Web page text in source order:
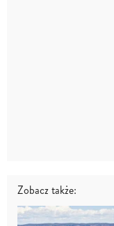
Zobacz także: